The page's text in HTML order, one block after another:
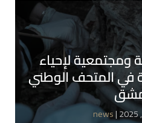
لإحياء
في المتحف الوطني
news